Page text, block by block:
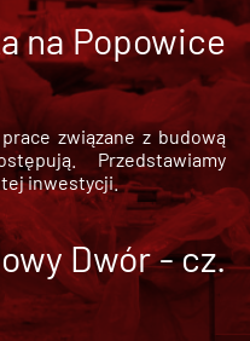
na Popowice
związane z budową
Przedstawiamy
inwestycji.
Dwór - cz.